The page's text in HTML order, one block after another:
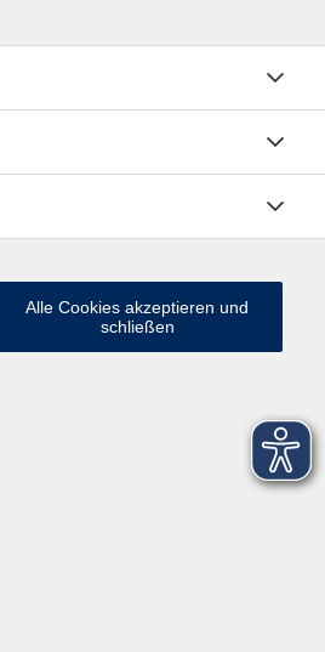
Alle Cookies akzeptieren und
schließen